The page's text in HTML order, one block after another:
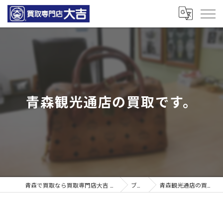
青森観光通店の買取です。
ブログ 青森観光通店の買取です。